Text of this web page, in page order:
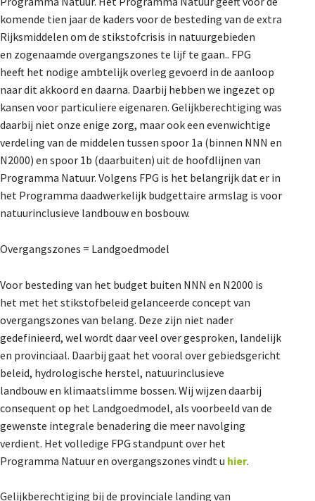
komende tien jaar de kaders voor de besteding van de extra
Rijksmiddelen om de stikstofcrisis in natuurgebieden
en zogenaamde overgangszones te lijf te gaan.. FPG
heeft het nodige ambtelijk overleg gevoerd in de aanloop
naar dit akkoord en daarna. Daarbij hebben we ingezet op
kansen voor particuliere eigenaren. Gelijkberechtiging was
daarbij niet onze enige zorg, maar ook een evenwichtige
verdeling van de middelen tussen spoor 1a (binnen NNN en
N2000) en spoor 1b (daarbuiten) uit de hoofdlijnen van
Programma Natuur. Volgens FPG is het belangrijk dat er in
het Programma daadwerkelijk budgettaire armslag is voor
natuurinclusieve landbouw en bosbouw.
Overgangszones = Landgoedmodel
Voor besteding van het budget buiten NNN en N2000 is
het met het stikstofbeleid gelanceerde concept van
overgangszones van belang. Deze zijn niet nader
gedefinieerd, wel wordt daar veel over gesproken, landelijk
en provinciaal. Daarbij gaat het vooral over gebiedsgericht
beleid, hydrologische herstel, natuurinclusieve
landbouw en klimaatslimme bossen. Wij wijzen daarbij
consequent op het Landgoedmodel, als voorbeeld van de
gewenste integrale benadering die meer navolging
verdient. Het volledige FPG standpunt over het
Programma Natuur en overgangszones vindt u hier.
Gelijkberechtiging bij de provinciale landing van